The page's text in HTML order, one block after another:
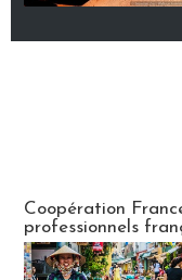
Coopération
professionnels